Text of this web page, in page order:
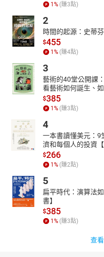
1% (賺3點)
2
時間的起源：史蒂
$455
1% (賺4點)
3
藝術的40堂公開課
看藝術如何誕生、
$385
1% (賺3點)
4
一本書讀懂美元：9
濟和每個人的投資【
$266
1% (賺2點)
5
扁平時代：演算法
書】
$385
1% (賺3點)
查